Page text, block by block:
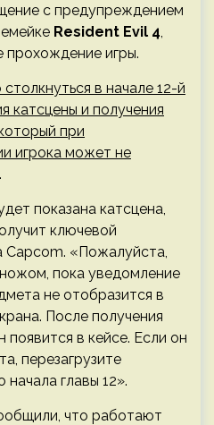
с предупреждением
Resident Evil 4,
игры.
в начале 12-й
катсцены и получения
при
игрока может не
.
показана катсцена,
ключевой
«Пожалуйста,
пока уведомление
не отобразится в
После получения
в кейсе. Если он
перезагрузите
главы 12».
что работают